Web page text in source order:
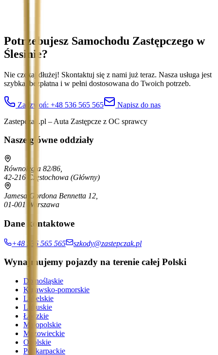
Potrzebujesz Samochodu Zastępczego w
Ślesinie?
Nie czekaj dłużej! Skontaktuj się z nami już teraz. Nasza usługa jest
szybka, bezpłatna i w pełni dostosowana do Twoich potrzeb.
Zadzwoń: +48 536 565 565
Napisz do nas
Zastepczak.pl – Auta Zastępcze z OC sprawcy
Nasze główne oddziały
Równoległa 82/86,
42-216 Częstochowa (Główny)
Jamesa Gordona Bennetta 12,
01-001 Warszawa
Dane kontaktowe
+48 536 565 565 szkody@zastepczak.pl
Wynajmujemy pojazdy na terenie całej Polski
Dolnośląskie
Kujawsko-pomorskie
Lubelskie
Lubuskie
Łódzkie
Małopolskie
Mazowieckie
Opolskie
Podkarpackie